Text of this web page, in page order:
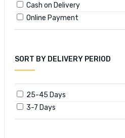
Cash on Delivery
Online Payment
SORT BY DELIVERY PERIOD
25-45 Days
3-7 Days